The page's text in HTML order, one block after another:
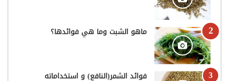
ماهو الشبت وما هي فوائدها؟
فوائد الشمر(النافع) و استخداماته